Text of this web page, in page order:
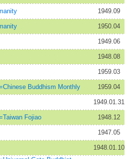
1949.09
1950.04
1949.06
1948.08
1959.03
Buddhism Monthly 1959.04
1949.01.31
Fojiao 1948.12
1947.05
1948.01.10